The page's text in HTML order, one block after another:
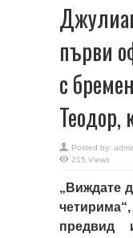
първи
с
Теодор,
Posted by:
215 Views
„Виждате